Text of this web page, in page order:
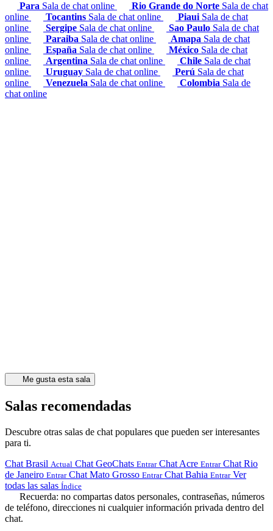
Para Sala de chat online Rio Grande do Norte Sala de chat
online
Tocantins Sala de chat online Piaui Sala de chat
online
Sergipe Sala de chat online Sao Paulo Sala de chat
online
Paraiba Sala de chat online Amapa Sala de chat
online
España Sala de chat online México Sala de chat
online
Argentina Sala de chat online Chile Sala de chat
online
Uruguay Sala de chat online Perú Sala de chat
online
Venezuela Sala de chat online Colombia Sala de
chat online
Me gusta esta sala
Salas recomendadas
Descubre otras salas de chat populares que pueden ser interesantes
para ti.
Chat Brasil Actual Chat GeoChats Entrar Chat Acre Entrar Chat Rio
de Janeiro Entrar Chat Mato Grosso Entrar Chat Bahia Entrar Ver
todas las salas Índice
Recuerda: no compartas datos personales, contraseñas, números
de teléfono, direcciones ni cualquier información privada dentro del
chat.